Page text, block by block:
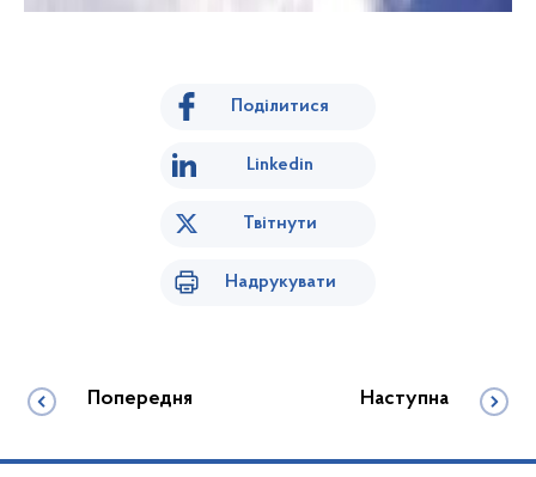
Поділитися
Linkedin
Твітнути
Надрукувати
Попередня Наступна